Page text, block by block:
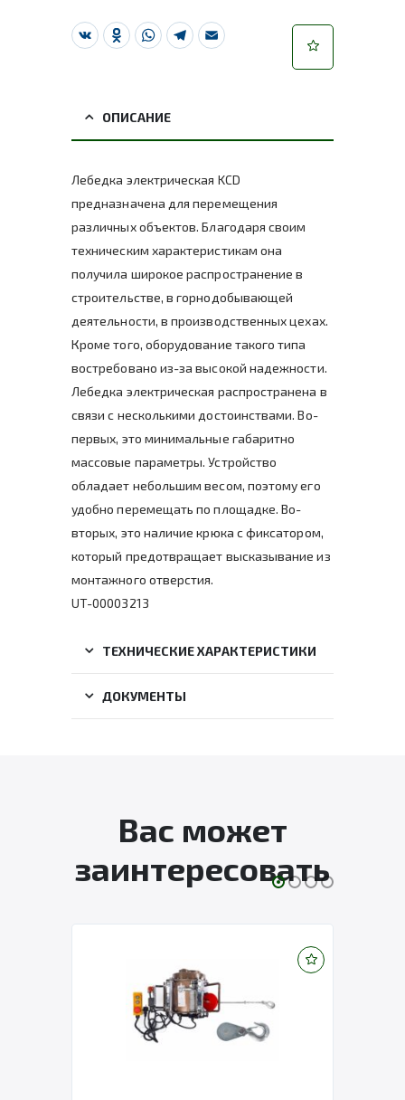
VK Odnoklassniki
WhatsApp
Telegram
Email
ОПИСАНИЕ
Лебедка электрическая KCD
предназначена для перемещения
различных объектов. Благодаря своим
техническим характеристикам она
получила широкое распространение в
строительстве, в горнодобывающей
деятельности, в производственных цехах.
Кроме того, оборудование такого типа
востребовано из-за высокой надежности.
Лебедка электрическая распространена в
связи с несколькими достоинствами. Во-
первых, это минимальные габаритно
массовые параметры. Устройство
обладает небольшим весом, поэтому его
удобно перемещать по площадке. Во-
вторых, это наличие крюка с фиксатором,
который предотвращает высказывание из
монтажного отверстия.
UT-00003213
ТЕХНИЧЕСКИЕ ХАРАКТЕРИСТИКИ
ДОКУМЕНТЫ
Вас может
заинтересовать